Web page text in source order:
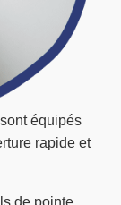
sont équipés
rapide et
de pointe